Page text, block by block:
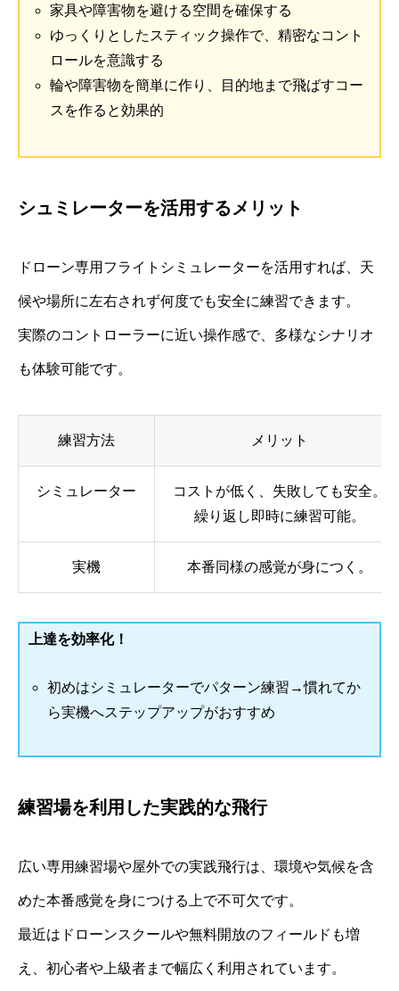
家具や障害物を避ける空間を確保する
ゆっくりとしたスティック操作で、精密なコント
ロールを意識する
輪や障害物を簡単に作り、目的地まで飛ばすコー
スを作ると効果的
シュミレーターを活用するメリット
ドローン専用フライトシミュレーターを活用すれば、天
候や場所に左右されず何度でも安全に練習できます。
実際のコントローラーに近い操作感で、多様なシナリオ
も体験可能です。
練習方法 メリット
シミュレーター
コストが低く、失敗しても安全。
繰り返し即時に練習可能。
実機 本番同様の感覚が身につく。
上達を効率化！
初めはシミュレーターでパターン練習→慣れてか
ら実機へステップアップがおすすめ
練習場を利用した実践的な飛行
広い専用練習場や屋外での実践飛行は、環境や気候を含
めた本番感覚を身につける上で不可欠です。
最近はドローンスクールや無料開放のフィールドも増
え、初心者や上級者まで幅広く利用されています。